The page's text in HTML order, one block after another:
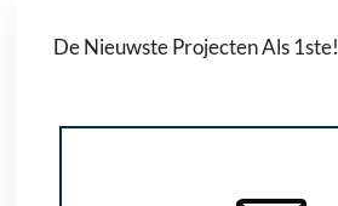
De Nieuwste Projecten Als 1ste!